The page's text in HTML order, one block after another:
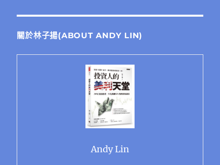
關於林子揚(ABOUT ANDY LIN)
Andy Lin